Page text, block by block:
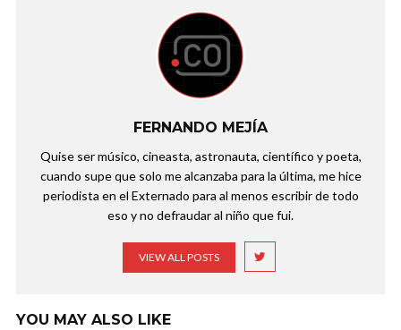
FERNANDO MEJÍA
Quise ser músico, cineasta, astronauta, científico y poeta,
cuando supe que solo me alcanzaba para la última, me hice
periodista en el Externado para al menos escribir de todo
eso y no defraudar al niño que fui.
VIEW ALL POSTS
YOU MAY ALSO LIKE